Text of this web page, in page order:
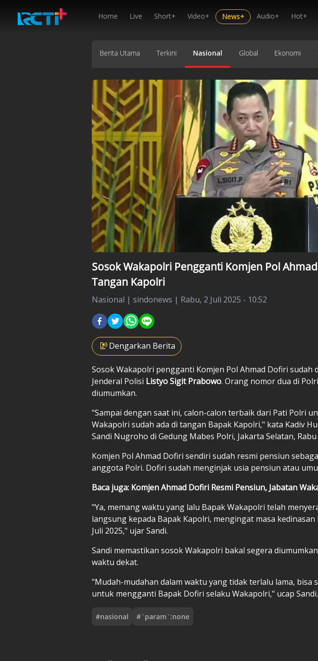
Home Live Short+ Video+ News+ Audio+ Hot+
Berita Utama Terkini Nasional Global Ekonomi
Sosok Wakapolri Pengganti Komjen Pol
Tangan Kapolri
Nasional | sindonews | Rabu, 2 Juli 2025 - 10:52
Dengarkan Berita
Sosok Wakapolri pengganti Komjen Pol Ahmad Dofiri sudah
Jenderal Polisi Listyo Sigit Prabowo. Orang nomor dua di
diumumkan.
"Sampai dengan saat ini, calon-calon terbaik dari Pati Polri
Wakapolri sudah ada di tangan Bapak Kapolri," kata Kadiv
Sandi Nugroho di Gedung Mabes Polri, Jakarta Selatan,
Komjen Pol Ahmad Dofiri sendiri sudah resmi pensiun
anggota Polri. Dofiri sudah menginjak usia pensiun atau
Baca juga: Komjen Ahmad Dofiri Resmi Pensiun, Jabatan
"Ya, memang waktu yang lalu Bapak Wakapolri telah
langsung kepada Bapak Kapolri, mengingat masa
Juli 2025," ujar Sandi.
Sandi memastikan sosok Wakapolri bakal segera
waktu dekat.
"Mudah-mudahan dalam waktu yang tidak terlalu lama, bisa
untuk mengganti Bapak Dofiri selaku Wakapolri," ucap Sandi.
#nasional #`param`:none